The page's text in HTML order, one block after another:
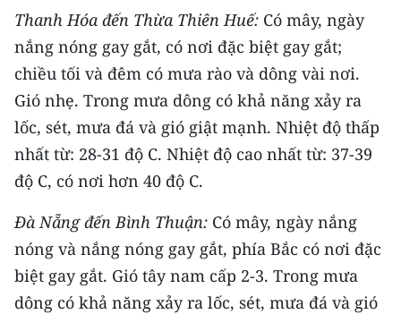
NHÂN DÂN HẰNG THÁNG
MUA BÁO
ĐỌC BÁO IN
ENGLISH
中文
FRANÇAIS
РУССКИЙ
Thanh Hóa đến Thừa Thiên Huế: Có mây, ngày
nắng nóng gay gắt, có nơi đặc biệt gay gắt;
chiều tối và đêm có mưa rào và dông vài nơi.
Gió nhẹ. Trong mưa dông có khả năng xảy ra
lốc, sét, mưa đá và gió giật mạnh. Nhiệt độ thấp
nhất từ: 28-31 độ C. Nhiệt độ cao nhất từ: 37-39
độ C, có nơi hơn 40 độ C.
Đà Nẵng đến Bình Thuận: Có mây, ngày nắng
nóng và nắng nóng gay gắt, phía Bắc có nơi đặc
biệt gay gắt. Gió tây nam cấp 2-3. Trong mưa
dông có khả năng xảy ra lốc, sét, mưa đá và gió